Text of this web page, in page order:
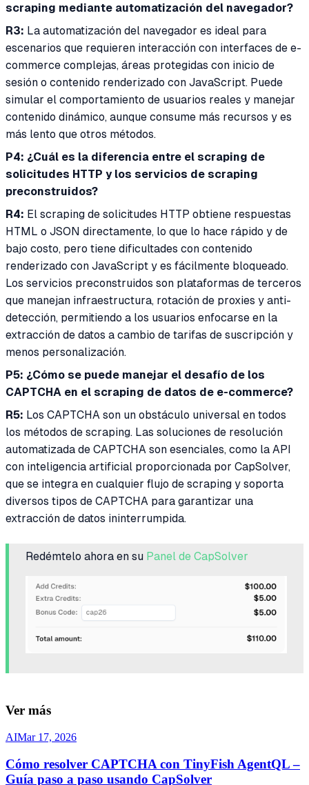
scraping mediante automatización del navegador?
R3: La automatización del navegador es ideal para
escenarios que requieren interacción con interfaces de e-
commerce complejas, áreas protegidas con inicio de
sesión o contenido renderizado con JavaScript. Puede
simular el comportamiento de usuarios reales y manejar
contenido dinámico, aunque consume más recursos y es
más lento que otros métodos.
P4: ¿Cuál es la diferencia entre el scraping de
solicitudes HTTP y los servicios de scraping
preconstruidos?
R4: El scraping de solicitudes HTTP obtiene respuestas
HTML o JSON directamente, lo que lo hace rápido y de
bajo costo, pero tiene dificultades con contenido
renderizado con JavaScript y es fácilmente bloqueado.
Los servicios preconstruidos son plataformas de terceros
que manejan infraestructura, rotación de proxies y anti-
detección, permitiendo a los usuarios enfocarse en la
extracción de datos a cambio de tarifas de suscripción y
menos personalización.
P5: ¿Cómo se puede manejar el desafío de los
CAPTCHA en el scraping de datos de e-commerce?
R5: Los CAPTCHA son un obstáculo universal en todos
los métodos de scraping. Las soluciones de resolución
automatizada de CAPTCHA son esenciales, como la API
con inteligencia artificial proporcionada por CapSolver,
que se integra en cualquier flujo de scraping y soporta
diversos tipos de CAPTCHA para garantizar una
extracción de datos ininterrumpida.
Redémtelo ahora en su Panel de CapSolver
Ver más
AIMar 17, 2026
Cómo resolver CAPTCHA con TinyFish AgentQL –
Guía paso a paso usando CapSolver